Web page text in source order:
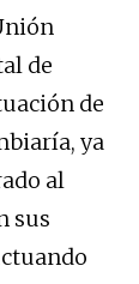
de
de
ya
al
sus